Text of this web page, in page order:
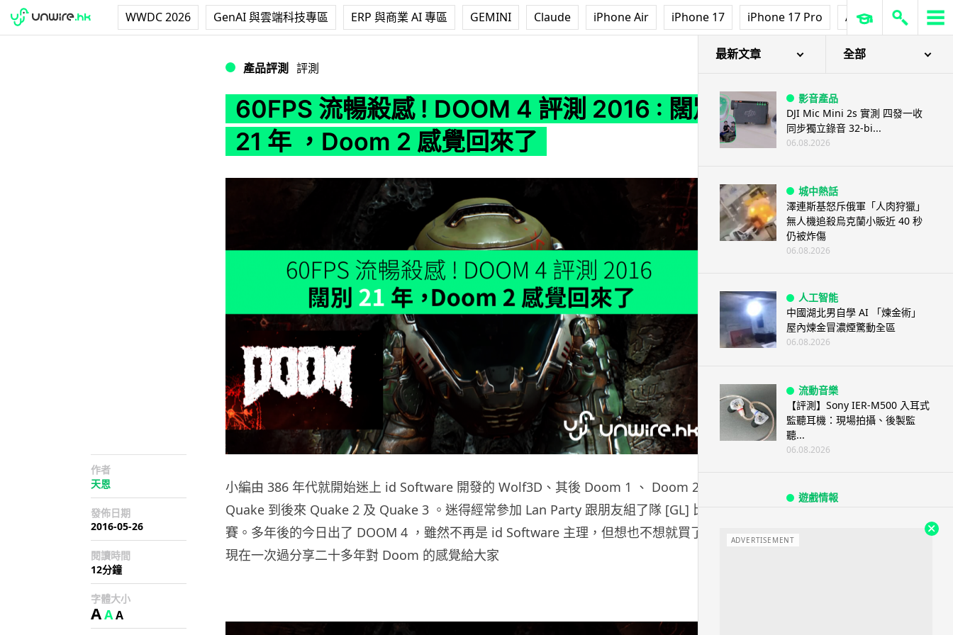
WWDC 2026 GenAI 與雲端科技專區 ERP 與商業 AI 專區 GEMINI Claude iPhone Air iPhone 17 iPhone 17 Pro AirPods Pro 3
產品評測 評測
60FPS 流暢殺感 ! DOOM 4 評測 2016 : 闊別
21 年 ，Doom 2 感覺回來了
作者
天恩
發佈日期
2016-05-26
閱讀時間
12分鐘
字體大小
AAA
小編由 386 年代就開始迷上 id Software 開發的 Wolf3D、其後 Doom 1 、 Doom 2 、
Quake 到後來 Quake 2 及 Quake 3 。迷得經常參加 Lan Party 跟朋友組了隊 [GL] 比
賽。多年後的今日出了 DOOM 4 ，雖然不再是 id Software 主理，但想也不想就買了。
現在一次過分享二十多年對 Doom 的感覺給大家
最新文章 全部
影音產品
DJI Mic Mini 2s 實測 四發一收
同步獨立錄音 32-bi...
06.08.2026
城中熱話
澤連斯基怒斥俄軍「人肉狩獵」
無人機追殺烏克蘭小販近 40 秒
仍被炸傷
06.08.2026
人工智能
中國湖北男自學 AI 「煉金術」
屋內煉金冒濃煙驚動全區
06.08.2026
流動音樂
【評測】Sony IER-M500 入耳式
監聽耳機：現場拍攝、後製監
聽...
06.08.2026
遊戲情報
「烏拉特克的詛咒」專訪：巢穴
不為提高世...
ADVERTISEMENT